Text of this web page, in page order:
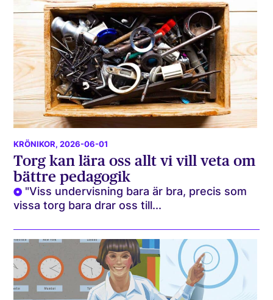
KRÖNIKOR, 2026-06-01
Torg kan lära oss allt vi vill veta om
bättre pedagogik
"Viss undervisning bara är bra, precis som
vissa torg bara drar oss till...